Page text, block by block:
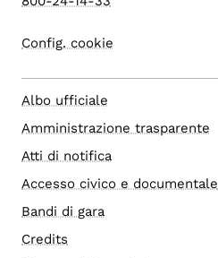
Config. cookie
Albo ufficiale
Amministrazione trasparente
Atti di notifica
Accesso civico e documentale
Bandi di gara
Credits